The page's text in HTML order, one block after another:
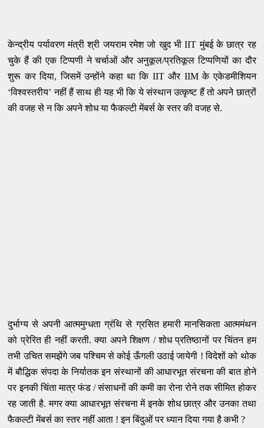
केन्द्रीय पर्यावरण मंत्री श्री जयराम रमेश जो खुद भी IIT मुंबई के छात्र रह
चुके हैं की एक टिप्पणी ने चर्चाओं और अनुकूल/प्रतिकूल टिप्पणियों का दौर
शुरू कर दिया, जिसमें उन्होंने कहा था कि IIT और IIM के एकेडमीशियन
‘विश्वस्तरीय’ नहीं हैं साथ ही यह भी कि ये संस्थान उत्कृष्ट हैं तो अपने छात्रों
की वजह से न कि अपने शोध या फैकल्टी मेंबर्स के स्तर की वजह से.
दुर्भाग्य से अपनी आत्ममुग्धता ग्रंथि से ग्रसित हमारी मानसिकता आत्ममंथन
को प्रेरित ही नहीं करती. क्या अपने शिक्षण / शोध प्रतिष्ठानों पर चिंतन हम
तभी उचित समझेंगे जब पश्चिम से कोई ऊँगली उठाई जायेगी ! विदेशों को थोक
में बौद्धिक संपदा के निर्यातक इन संस्थानों की आधारभूत संरचना की बात होने
पर इनकी चिंता मात्र फंड / संसाधनों की कमी का रोना रोने तक सीमित होकर
रह जाती है. मगर क्या आधारभूत संरचना में इनके शोध छात्र और उनका तथा
फैकल्टी मेंबर्स का स्तर नहीं आता ! इन बिंदुओं पर ध्यान दिया गया है कभी ?